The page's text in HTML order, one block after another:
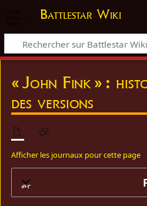
Battlestar Wiki
« John Fink » :
des versions
Afficher les journaux pour cette page